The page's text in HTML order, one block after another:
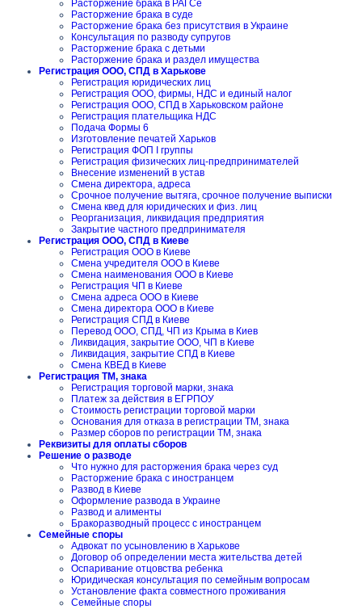
Расторжение брака в РАГСе
Расторжение брака в суде
Расторжение брака без присутствия в Украине
Консультация по разводу супругов
Расторжение брака с детьми
Расторжение брака и раздел имущества
Регистрация ООО, СПД в Харькове
Регистрация юридических лиц
Регистрация ООО, фирмы, НДС и единый налог
Регистрация ООО, СПД в Харьковском районе
Регистрация плательщика НДС
Подача Формы 6
Изготовление печатей Харьков
Регистрация ФОП I группы
Регистрация физических лиц-предпринимателей
Внесение изменений в устав
Смена директора, адреса
Срочное получение вытяга, срочное получение выписки
Смена квед для юридических и физ. лиц
Реорганизация, ликвидация предприятия
Закрытие частного предпринимателя
Регистрация ООО, СПД в Киеве
Регистрация ООО в Киеве
Смена учредителя ООО в Киеве
Смена наименования ООО в Киеве
Регистрация ЧП в Киеве
Смена адреса ООО в Киеве
Смена директора ООО в Киеве
Регистрация СПД в Киеве
Перевод ООО, СПД, ЧП из Крыма в Киев
Ликвидация, закрытие ООО, ЧП в Киеве
Ликвидация, закрытие СПД в Киеве
Смена КВЕД в Киеве
Регистрация ТМ, знака
Регистрация торговой марки, знака
Платеж за действия в ЕГРПОУ
Стоимость регистрации торговой марки
Основания для отказа в регистрации ТМ, знака
Размер сборов по регистрации ТМ, знака
Реквизиты для оплаты сборов
Решение о разводе
Что нужно для расторжения брака через суд
Расторжение брака с иностранцем
Развод в Киеве
Оформление развода в Украине
Развод и алименты
Бракоразводный процесс с иностранцем
Семейные споры
Адвокат по усыновлению в Харькове
Договор об определении места жительства детей
Оспаривание отцовства ребенка
Юридическая консультация по семейным вопросам
Установление факта совместного проживания
Семейные споры